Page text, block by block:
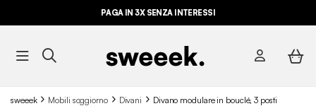
PAGA IN 3X SENZA INTERESSI
sweeek Mobili soggiorno Divani Divano modulare in bouclé, 3 posti